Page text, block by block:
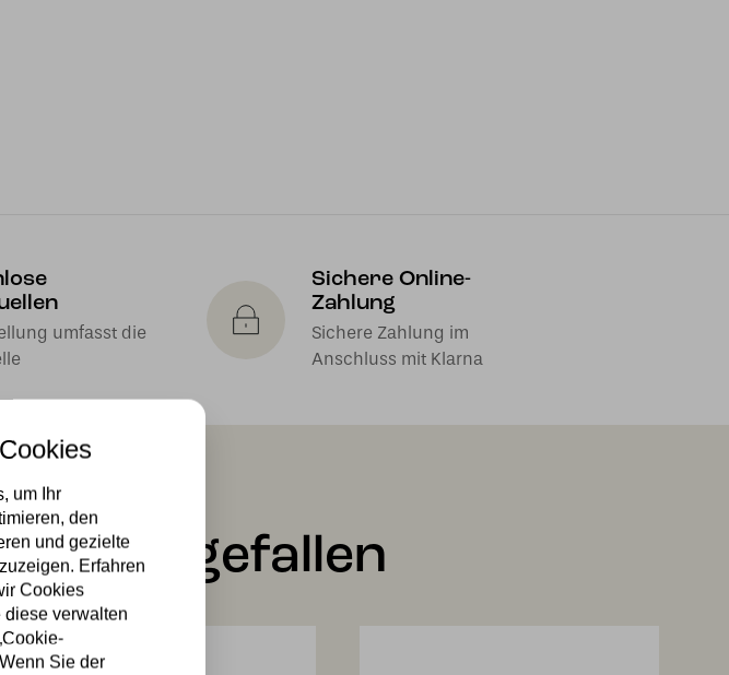
umfasst die
Sichere Online-
Zahlung
Sichere Zahlung im
Anschluss mit Klarna
auch gefallen
um Ihr
den
und gezielte
Erfahren
Cookies
verwalten
Sie der